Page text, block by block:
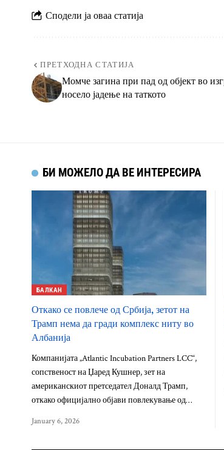
Сподели ја оваа статија
ПРЕТХОДНА СТАТИЈА
Момче загина при пад од објект во
носело јадење на таткото
БИ МОЖЕЛО ДА ВЕ ИНТЕРЕСИРА
БАЛКАН
Откако се повлече од Србија, зетот на
Трамп нема да гради комплекс ниту во
Албанија
Компанијата „Atlantic Incubation Partners LCC“,
сопственост на Џаред Кушнер, зет на
американскиот претседател Доналд Трамп,
откако официјално објави повлекување од…
January 6, 2026